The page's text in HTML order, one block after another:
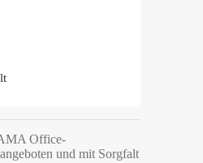
Office-
und mit Sorgfalt